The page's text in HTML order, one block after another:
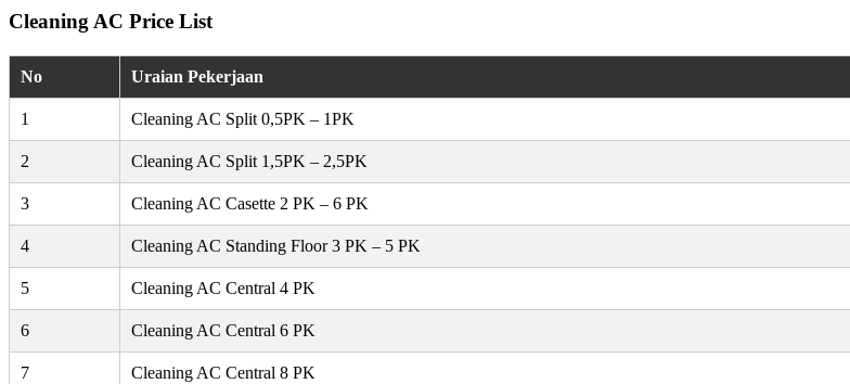
Cleaning AC Price List
No Uraian Pekerjaan
1 Cleaning AC Split 0,5PK – 1PK
2 Cleaning AC Split 1,5PK – 2,5PK
3 Cleaning AC Casette 2 PK – 6 PK
4 Cleaning AC Standing Floor 3 PK – 5 PK
5 Cleaning AC Central 4 PK
6 Cleaning AC Central 6 PK
7 Cleaning AC Central 8 PK